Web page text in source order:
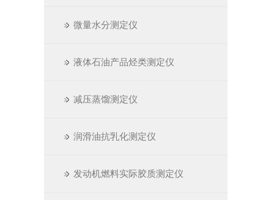
微量水分测定仪
液体石油产品烃类测定仪
减压蒸馏测定仪
润滑油抗乳化测定仪
发动机燃料实际胶质测定仪